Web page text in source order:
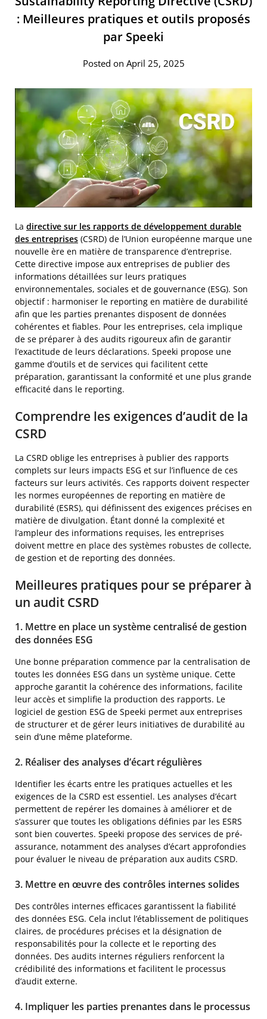
: Meilleures pratiques et outils proposés
par Speeki
Posted on April 25, 2025
La directive sur les rapports de développement durable
des entreprises (CSRD) de l’Union européenne marque une
nouvelle ère en matière de transparence d’entreprise.
Cette directive impose aux entreprises de publier des
informations détaillées sur leurs pratiques
environnementales, sociales et de gouvernance (ESG). Son
objectif : harmoniser le reporting en matière de durabilité
afin que les parties prenantes disposent de données
cohérentes et fiables. Pour les entreprises, cela implique
de se préparer à des audits rigoureux afin de garantir
l’exactitude de leurs déclarations. Speeki propose une
gamme d’outils et de services qui facilitent cette
préparation, garantissant la conformité et une plus grande
efficacité dans le reporting.
Comprendre les exigences d’audit de la
CSRD
La CSRD oblige les entreprises à publier des rapports
complets sur leurs impacts ESG et sur l’influence de ces
facteurs sur leurs activités. Ces rapports doivent respecter
les normes européennes de reporting en matière de
durabilité (ESRS), qui définissent des exigences précises en
matière de divulgation. Étant donné la complexité et
l’ampleur des informations requises, les entreprises
doivent mettre en place des systèmes robustes de collecte,
de gestion et de reporting des données.
Meilleures pratiques pour se préparer à
un audit CSRD
1. Mettre en place un système centralisé de gestion
des données ESG
Une bonne préparation commence par la centralisation de
toutes les données ESG dans un système unique. Cette
approche garantit la cohérence des informations, facilite
leur accès et simplifie la production des rapports. Le
logiciel de gestion ESG de Speeki permet aux entreprises
de structurer et de gérer leurs initiatives de durabilité au
sein d’une même plateforme.
2. Réaliser des analyses d’écart régulières
Identifier les écarts entre les pratiques actuelles et les
exigences de la CSRD est essentiel. Les analyses d’écart
permettent de repérer les domaines à améliorer et de
s’assurer que toutes les obligations définies par les ESRS
sont bien couvertes. Speeki propose des services de pré-
assurance, notamment des analyses d’écart approfondies
pour évaluer le niveau de préparation aux audits CSRD.
3. Mettre en œuvre des contrôles internes solides
Des contrôles internes efficaces garantissent la fiabilité
des données ESG. Cela inclut l’établissement de politiques
claires, de procédures précises et la désignation de
responsabilités pour la collecte et le reporting des
données. Des audits internes réguliers renforcent la
crédibilité des informations et facilitent le processus
d’audit externe.
4. Impliquer les parties prenantes dans le processus